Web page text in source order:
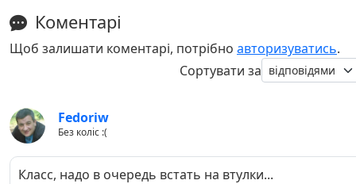
Коментарі
Щоб залишати коментарі, потрібно авторизуватись.
Сортувати за
Fedoriw
Без коліс :(
Класс, надо в очередь встать на втулки...